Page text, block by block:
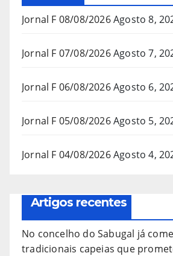
Jornal F 08/08/2026Agosto 8,
Jornal F 07/08/2026Agosto 7,
Jornal F 06/08/2026Agosto 6,
Jornal F 05/08/2026Agosto 5,
Jornal F 04/08/2026Agosto 4,
Artigos recentes
No concelho do Sabugal já
tradicionais capeias que